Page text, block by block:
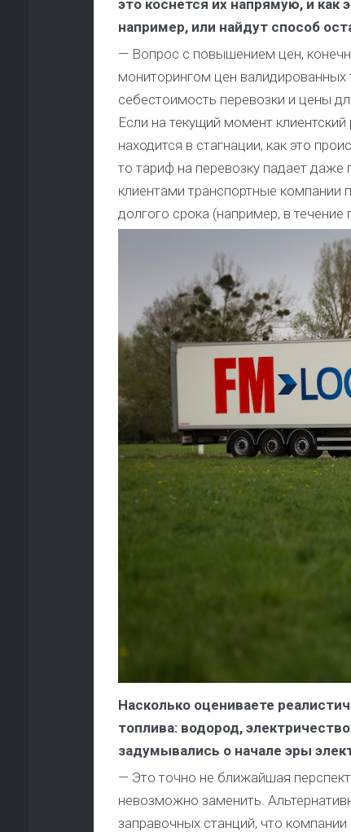
это коснется их напрямую, и
например, или найдут способ
— Вопрос с повышением цен,
мониторингом цен
себестоимость перевозки и цены
Если на текущий момент
находится в стагнации, как это
то тариф на перевозку падает
клиентами транспортные компании
долгого срока (например, в течение
Насколько оцениваете
топлива: водород,
задумывались о начале эры
— Это точно не ближайшая
невозможно заменить.
заправочных станций, что